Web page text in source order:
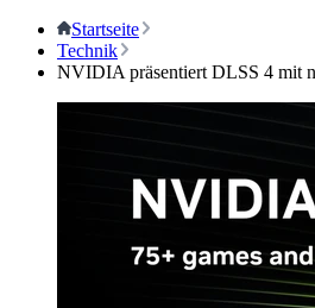
Startseite
Technik
NVIDIA präsentiert DLSS 4 mit